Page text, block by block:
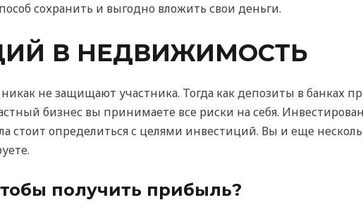
сохранить и выгодно вложить свои деньги.
В НЕДВИЖИМОСТЬ
не защищают участника. Тогда как депозиты в банках
бизнес вы принимаете все риски на себя.
стоит определиться с целями инвестиций. Вы и еще
получить прибыль?